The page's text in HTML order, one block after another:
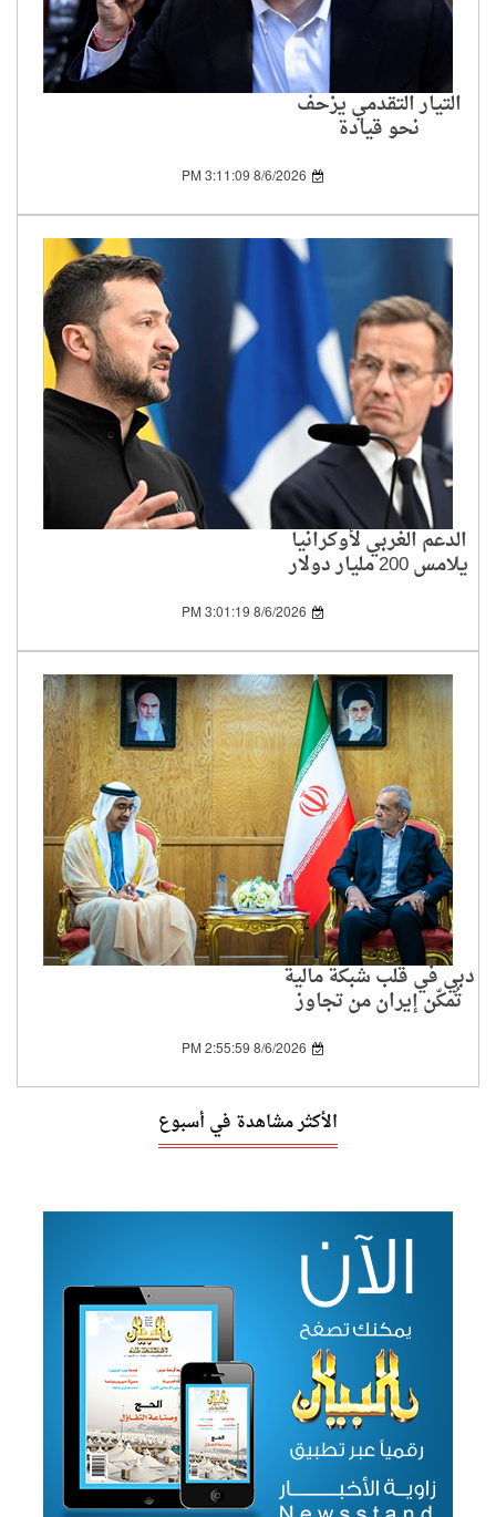
التيار التقدمي يزحف
نحو قيادة
وفلسطين في قلب 8/6/2026 3:11:09 PM
الدعم الغربي لأوكرانيا
يلامس 200 مليار دولار
8/6/2026 3:01:19 PM
دبي في قلب شبكة مالية
تُمكّن إيران من تجاوز
8/6/2026 2:55:59 PM
الأكثر مشاهدة في أسبوع